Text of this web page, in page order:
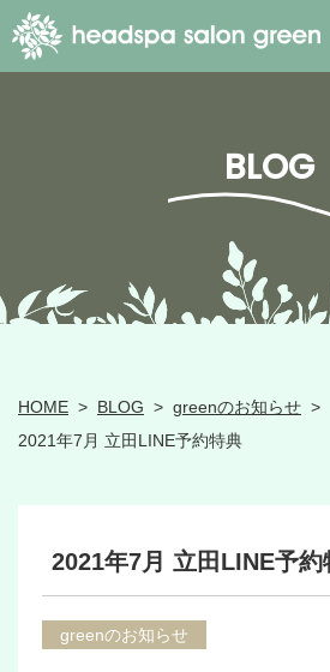
BLOG
HOME > BLOG > greenのお知らせ >
2021年7月 立田LINE予約特典
2021年7月 立田LINE予約
greenのお知らせ